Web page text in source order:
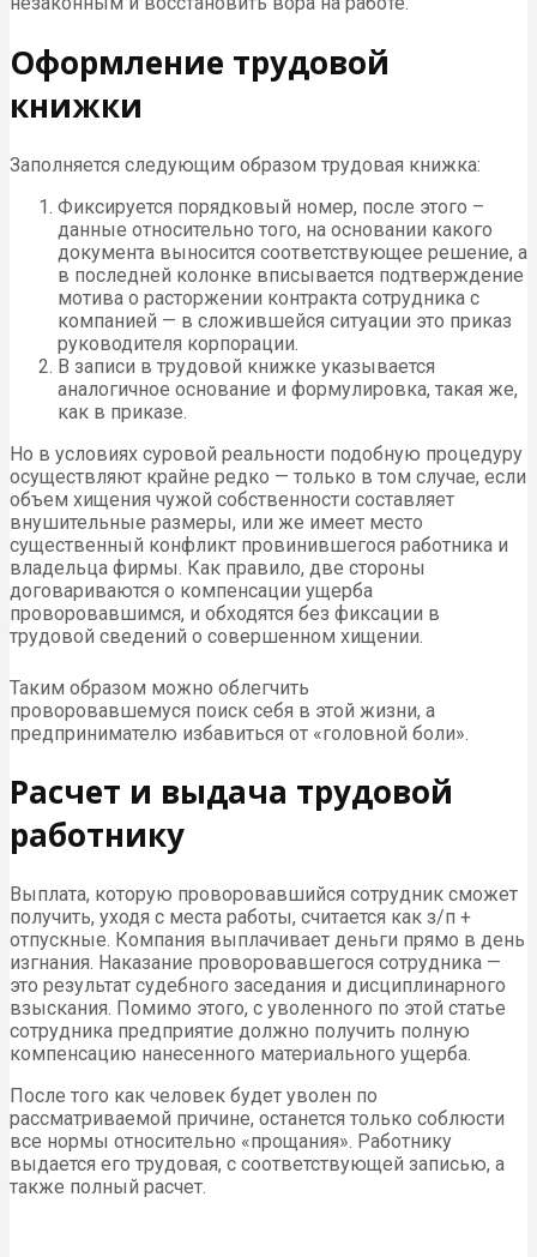
Оформление трудовой
книжки
Заполняется следующим образом трудовая книжка:
Фиксируется порядковый номер, после этого –
данные относительно того, на основании какого
документа выносится соответствующее решение, а
в последней колонке вписывается подтверждение
мотива о расторжении контракта сотрудника с
компанией — в сложившейся ситуации это приказ
руководителя корпорации.
В записи в трудовой книжке указывается
аналогичное основание и формулировка, такая же,
как в приказе.
Но в условиях суровой реальности подобную процедуру
осуществляют крайне редко — только в том случае, если
объем хищения чужой собственности составляет
внушительные размеры, или же имеет место
существенный конфликт провинившегося работника и
владельца фирмы. Как правило, две стороны
договариваются о компенсации ущерба
проворовавшимся, и обходятся без фиксации в
трудовой сведений о совершенном хищении.
Таким образом можно облегчить
проворовавшемуся поиск себя в этой жизни, а
предпринимателю избавиться от «головной боли».
Расчет и выдача трудовой
работнику
Выплата, которую проворовавшийся сотрудник сможет
получить, уходя с места работы, считается как з/п +
отпускные. Компания выплачивает деньги прямо в день
изгнания. Наказание проворовавшегося сотрудника —
это результат судебного заседания и дисциплинарного
взыскания. Помимо этого, с уволенного по этой статье
сотрудника предприятие должно получить полную
компенсацию нанесенного материального ущерба.
После того как человек будет уволен по
рассматриваемой причине, останется только соблюсти
все нормы относительно «прощания». Работнику
выдается его трудовая, с соответствующей записью, а
также полный расчет.